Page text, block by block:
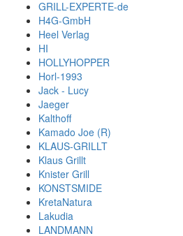
GRILL-EXPERTE-de
H4G-GmbH
Heel Verlag
HI
HOLLYHOPPER
Horl-1993
Jack - Lucy
Jaeger
Kalthoff
Kamado Joe (R)
KLAUS-GRILLT
Klaus Grillt
Knister Grill
KONSTSMIDE
KretaNatura
Lakudia
LANDMANN